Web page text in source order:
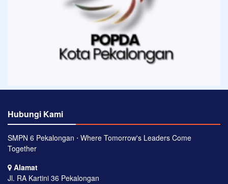
Hubungi Kami
SMPN 6 Pekalongan ⋅ Where Tomorrow's Leaders Come
Together
Alamat
Jl. RA Kartini 36 Pekalongan